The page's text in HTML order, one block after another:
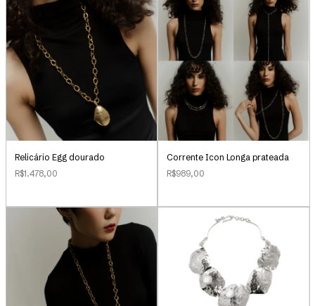
Relicário Egg dourado
R$1.478,00
Corrente Icon Longa prateada
R$989,00